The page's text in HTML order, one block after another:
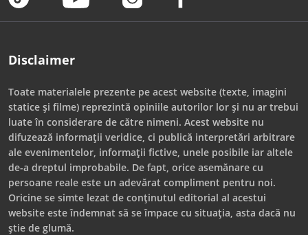
Disclaimer
Toate materialele prezente pe acest website (texte, imagini
statice și filme) reprezintă opiniile autorilor lor și nu ar trebui
luate în considerare de către nimeni. Acest website nu
difuzează informații veridice, ci publică interpretări arbitrare
ale evenimentelor, informații fictive, unele posibile iar altele
de-a dreptul improbabile. De fapt, orice asemănare cu
persoane reale este un adevărat compliment pentru noi.
Oricine se simte lezat de conținutul editorial al acestui
website este îndemnat să se împace cu situația, asta dacă nu
știe de glumă.